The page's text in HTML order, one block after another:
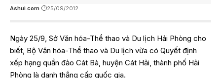
Ashui.com 25/09/2012
Ngày 25/9, Sở Văn hóa-Thể thao và Du lịch Hải Phòng cho
biết, Bộ Văn hóa-Thể thao và Du lịch vừa có Quyết định
xếp hạng quần đảo Cát Bà, huyện Cát Hải, thành phố Hải
Phòng là danh thắng cấp quốc gia.